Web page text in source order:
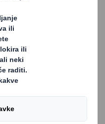
uprava@dssmith.com